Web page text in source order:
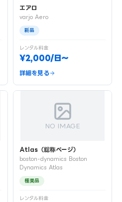
エアロ
varjo Aero
新品
レンタル料金
¥2,000/日〜
詳細を見る
NO IMAGE
Atlas（総称ページ）
boston-dynamics Boston
Dynamics Atlas
極美品
レンタル料金